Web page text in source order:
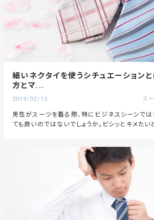
細いネクタイを使うシチュエーション
方とマ...
2019/02/12 ス
男性がスーツを着る際、特にビジネスシーンで
ても良いのではないでしょうか。ビシッとキメたい